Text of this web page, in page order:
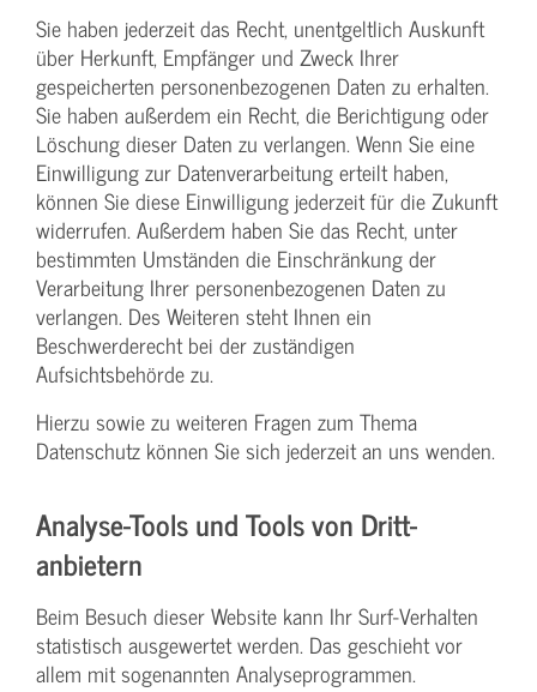
Sie haben jederzeit das Recht, unentgeltlich Auskunft
über Herkunft, Empfänger und Zweck Ihrer
gespeicherten personenbezogenen Daten zu erhalten.
Sie haben außerdem ein Recht, die Berichtigung oder
Löschung dieser Daten zu verlangen. Wenn Sie eine
Einwilligung zur Datenverarbeitung erteilt haben,
können Sie diese Einwilligung jederzeit für die Zukunft
widerrufen. Außerdem haben Sie das Recht, unter
bestimmten Umständen die Einschränkung der
Verarbeitung Ihrer personenbezogenen Daten zu
verlangen. Des Weiteren steht Ihnen ein
Beschwerderecht bei der zuständigen
Aufsichtsbehörde zu.
Hierzu sowie zu weiteren Fragen zum Thema
Datenschutz können Sie sich jederzeit an uns wenden.
Analyse-Tools und Tools von Dritt­
anbietern
Beim Besuch dieser Website kann Ihr Surf-Verhalten
statistisch ausgewertet werden. Das geschieht vor
allem mit sogenannten Analyseprogrammen.